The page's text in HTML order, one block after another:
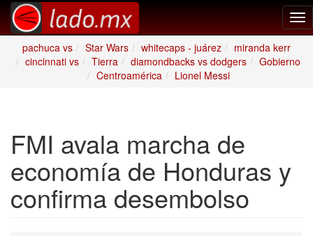
pachuca vs
Star Wars whitecaps - juárez
miranda kerr
cincinnati vs
Tierra diamondbacks vs dodgers
Gobierno
Centroamérica
Lionel Messi
FMI avala marcha de
economía de Honduras y
confirma desembolso